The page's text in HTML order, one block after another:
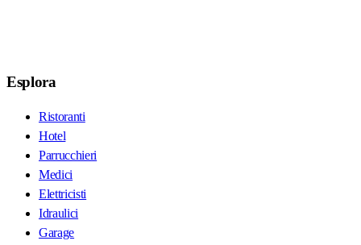
Esplora
Ristoranti
Hotel
Parrucchieri
Medici
Elettricisti
Idraulici
Garage